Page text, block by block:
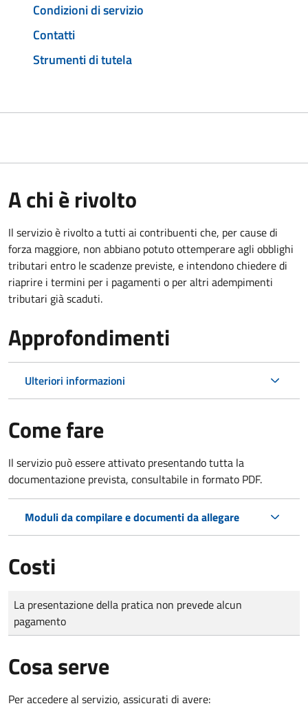
Condizioni di servizio
Contatti
Strumenti di tutela
A chi è rivolto
Il servizio è rivolto a tutti ai contribuenti che, per cause di
forza maggiore, non abbiano potuto ottemperare agli obblighi
tributari entro le scadenze previste, e intendono chiedere di
riaprire i termini per i pagamenti o per altri adempimenti
tributari già scaduti.
Approfondimenti
Ulteriori informazioni
Come fare
Il servizio può essere attivato presentando tutta la
documentazione prevista, consultabile in formato PDF.
Moduli da compilare e documenti da allegare
Costi
Tipo di pagamento
Importo
La presentazione della pratica non prevede alcun
pagamento
Cosa serve
Per accedere al servizio, assicurati di avere: